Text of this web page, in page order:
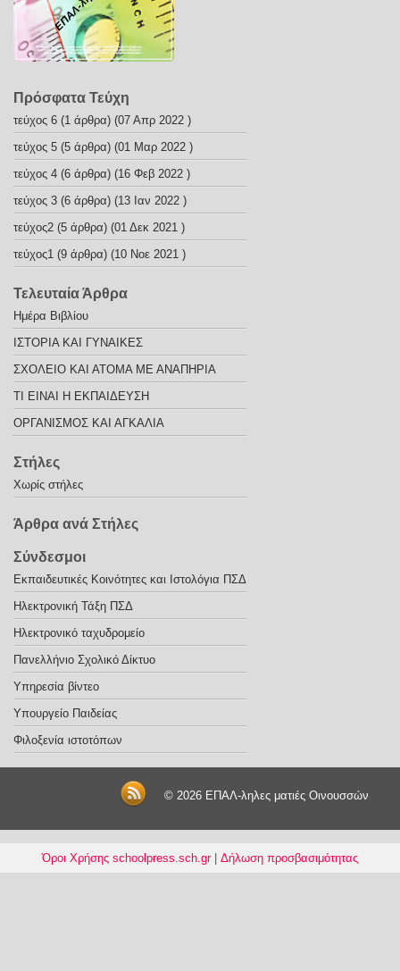
Πρόσφατα Τεύχη
τεύχος 6 (1 άρθρα) (07 Απρ 2022 )
τεύχος 5 (5 άρθρα) (01 Μαρ 2022 )
τεύχος 4 (6 άρθρα) (16 Φεβ 2022 )
τεύχος 3 (6 άρθρα) (13 Ιαν 2022 )
τεύχος2 (5 άρθρα) (01 Δεκ 2021 )
τεύχος1 (9 άρθρα) (10 Νοε 2021 )
Τελευταία Άρθρα
Ημέρα Βιβλίου
ΙΣΤΟΡΙΑ ΚΑΙ ΓΥΝΑΙΚΕΣ
ΣΧΟΛΕΙΟ ΚΑΙ ΑΤΟΜΑ ΜΕ ΑΝΑΠΗΡΙΑ
ΤΙ ΕΙΝΑΙ Η ΕΚΠΑΙΔΕΥΣΗ
ΟΡΓΑΝΙΣΜΟΣ ΚΑΙ ΑΓΚΑΛΙΑ
Στήλες
Χωρίς στήλες
Άρθρα ανά Στήλες
Σύνδεσμοι
Εκπαιδευτικές Κοινότητες και Ιστολόγια ΠΣΔ
Ηλεκτρονική Τάξη ΠΣΔ
Ηλεκτρονικό ταχυδρομείο
Πανελλήνιο Σχολικό Δίκτυο
Υπηρεσία βίντεο
Υπουργείο Παιδείας
Φιλοξενία ιστοτόπων
© 2026 ΕΠΑΛ-ληλες ματιές Οινουσσών
Όροι Χρήσης schoolpress.sch.gr| Δήλωση προσβασιμότητας